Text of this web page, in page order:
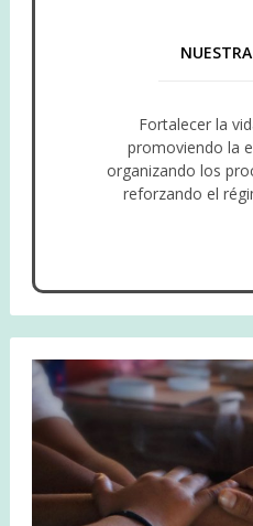
Fortalecer la
promoviendo la
organizando los
reforzando el
Ser reconocido por
organismo